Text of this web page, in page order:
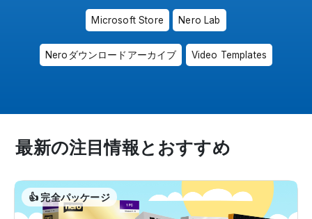
Microsoft Store Nero Lab
Neroダウンロードアーカイブ Video Templates
最新の注目情報とおすすめ
👍 完全パッケージ